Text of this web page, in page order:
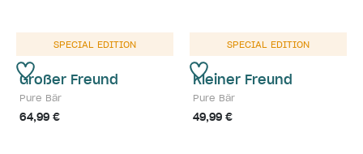
SPECIAL EDITION
Großer Freund
Pure Bär
64,99 €
SPECIAL EDITION
Kleiner Freund
Pure Bär
49,99 €